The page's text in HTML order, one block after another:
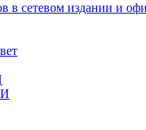
в сетевом издании и